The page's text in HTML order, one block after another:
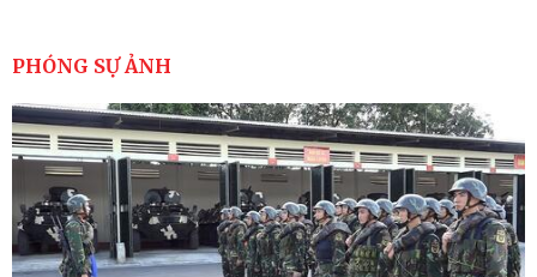
cao sức mạnh chiến đấu
Tiểu đoàn Thiết giáp hoàn thành tốt diễn tập chiến
thuật có bắn đạn thật
Nơi sinh viên rèn ý trí, luyện kỹ năng
PHÓNG SỰ ẢNH